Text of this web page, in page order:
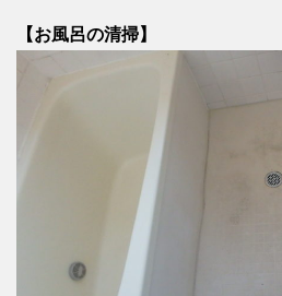
【お風呂の清掃】